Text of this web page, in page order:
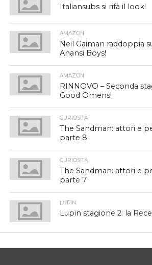
Italiansubs si rifà il look!
AMAZON
Neil Gaiman raddoppia
Anansi Boys!
AMAZON
RINNOVO – Seconda
Good Omens!
CURIOSITÀ
The Sandman: attori e
parte 8
CURIOSITÀ
The Sandman: attori e
parte 7
LUPIN
Lupin stagione 2: la